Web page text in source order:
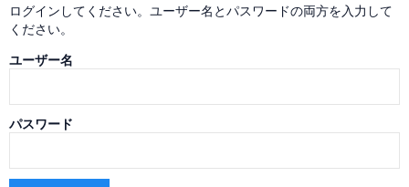
ログインしてください。ユーザー名とパスワードの両方を入力して
ください。
ユーザー名
パスワード